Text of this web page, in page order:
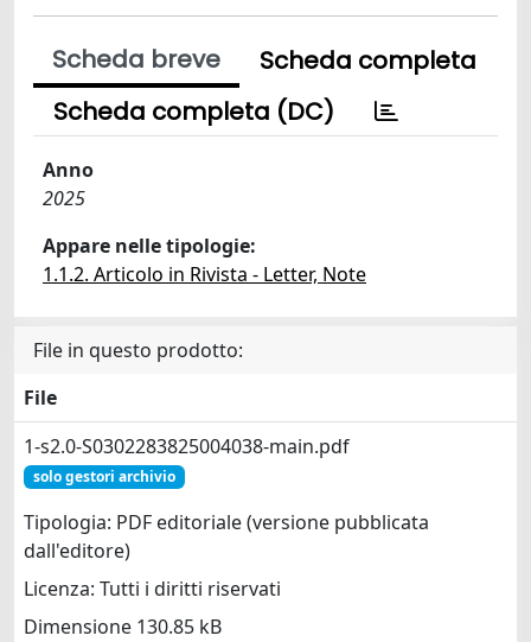
Scheda breve
Scheda completa
Scheda completa (DC)
Anno
2025
Appare nelle tipologie:
1.1.2. Articolo in Rivista - Letter, Note
File in questo prodotto:
File
1-s2.0-S0302283825004038-main.pdf
solo gestori archivio
Tipologia: PDF editoriale (versione pubblicata
dall'editore)
Licenza: Tutti i diritti riservati
Dimensione 130.85 kB